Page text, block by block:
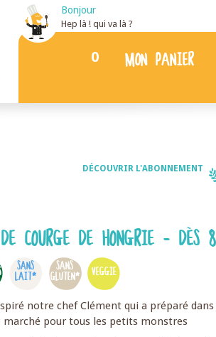
Bonjour
Hep là ! qui va là ?
0 MON PANIER
DÉCOUVRIR L'ABONNEMENT
DE COURGE DE HONGRIE - DÈS
SANS
LAIT*
SANS
GLUTEN*
VEGGIE
notre chef Clément qui a préparé dans
marché pour tous les petits monstres